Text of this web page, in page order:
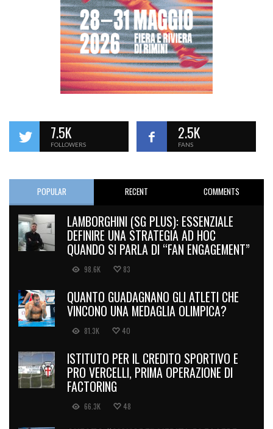
7.5K
FOLLOWERS
2.5K
FANS
POPULAR RECENT COMMENTS
LAMBORGHINI (SG PLUS): ESSENZIALE
DEFINIRE UNA STRATEGIA AD HOC
QUANDO SI PARLA DI “FAN ENGAGEMENT”
98.6K 83
QUANTO GUADAGNANO GLI ATLETI CHE
VINCONO UNA MEDAGLIA OLIMPICA?
81.3K 40
ISTITUTO PER IL CREDITO SPORTIVO E
PRO VERCELLI, PRIMA OPERAZIONE DI
FACTORING
66.3K 48